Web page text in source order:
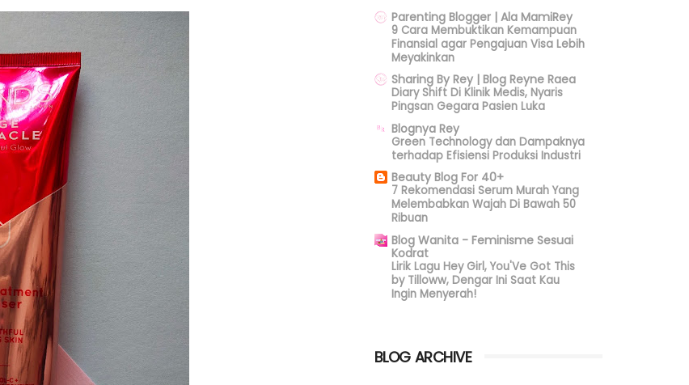
Parenting Blogger | Ala MamiRey
9 Cara Membuktikan Kemampuan
Finansial agar Pengajuan Visa Lebih
Meyakinkan
Sharing By Rey | Blog Reyne Raea
Diary Shift Di Klinik Medis, Nyaris
Pingsan Gegara Pasien Luka
Blognya Rey
Green Technology dan Dampaknya
terhadap Efisiensi Produksi Industri
Beauty Blog For 40+
7 Rekomendasi Serum Murah Yang
Melembabkan Wajah Di Bawah 50
Ribuan
Blog Wanita - Feminisme Sesuai
Kodrat
Lirik Lagu Hey Girl, You'Ve Got This
by Tilloww, Dengar Ini Saat Kau
Ingin Menyerah!
BLOG ARCHIVE